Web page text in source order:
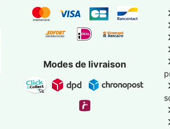
Modes de livraison